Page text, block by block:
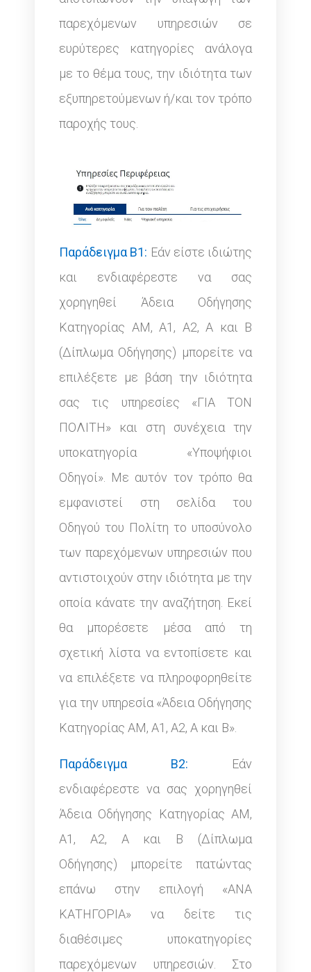
παρεχόμενων υπηρεσιών σε
ευρύτερες κατηγορίες ανάλογα
με το θέμα τους, την ιδιότητα των
εξυπηρετούμενων ή/και τον τρόπο
παροχής τους.
Παράδειγμα Β1: Εάν είστε ιδιώτης
και ενδιαφέρεστε να σας
χορηγηθεί Άδεια Οδήγησης
Κατηγορίας ΑΜ, Α1, Α2, Α και Β
(Δίπλωμα Οδήγησης) μπορείτε να
επιλέξετε με βάση την ιδιότητα
σας τις υπηρεσίες «ΓΙΑ ΤΟΝ
ΠΟΛΙΤΗ» και στη συνέχεια την
υποκατηγορία «Υποψήφιοι
Οδηγοί». Με αυτόν τον τρόπο θα
εμφανιστεί στη σελίδα του
Οδηγού του Πολίτη το υποσύνολο
των παρεχόμενων υπηρεσιών που
αντιστοιχούν στην ιδιότητα με την
οποία κάνατε την αναζήτηση. Εκεί
θα μπορέσετε μέσα από τη
σχετική λίστα να εντοπίσετε και
να επιλέξετε να πληροφορηθείτε
για την υπηρεσία «Άδεια Οδήγησης
Κατηγορίας ΑΜ, Α1, Α2, Α και Β».
Παράδειγμα Β2: Εάν
ενδιαφέρεστε να σας χορηγηθεί
Άδεια Οδήγησης Κατηγορίας ΑΜ,
Α1, Α2, Α και Β (Δίπλωμα
Οδήγησης) μπορείτε πατώντας
επάνω στην επιλογή «ΑΝΑ
ΚΑΤΗΓΟΡΙΑ» να δείτε τις
διαθέσιμες υποκατηγορίες
παρεχόμενων υπηρεσιών. Στο